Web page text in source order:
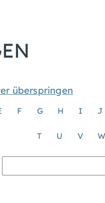
überspringen
F G H I J
T U V W